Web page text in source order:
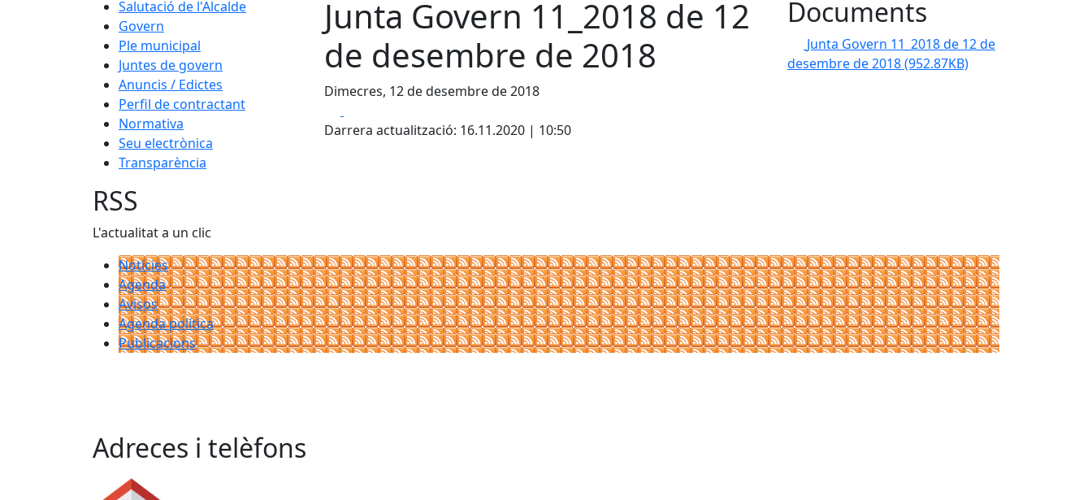
Salutació de l'Alcalde
Govern
Ple municipal
Juntes de govern
Anuncis / Edictes
Perfil de contractant
Normativa
Seu electrònica
Transparència
Junta Govern 11_2018 de 12
de desembre de 2018
Dimecres, 12 de desembre de 2018
Darrera actualització: 16.11.2020 | 10:50
Documents
Junta Govern 11_2018 de 12 de
desembre de 2018(952.87KB)
RSS
L'actualitat a un clic
Notícies
Agenda
Avisos
Agenda política
Publicacions
Adreces i telèfons